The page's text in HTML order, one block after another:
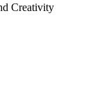
Creativity